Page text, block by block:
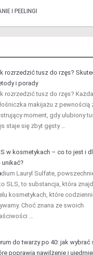
I PEELINGI
rozrzedzić tusz do rzęs?
i porady
rozrzedzić tusz do rzęs? Każda
makijażu z pewnością
moment, gdy ulubiony
staje się zbyt gęsty …
w kosmetykach – co to jest i
unikać?
Lauryl Sulfate,
SLS, to substancja, która
kosmetykach, które
Choć znana ze swoich
…
do twarzy po 40: jak wybrać
poprawią nawilżenie i